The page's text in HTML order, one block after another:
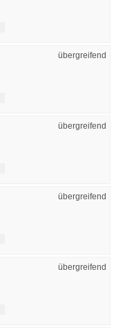
übergreifend
übergreifend
übergreifend
übergreifend